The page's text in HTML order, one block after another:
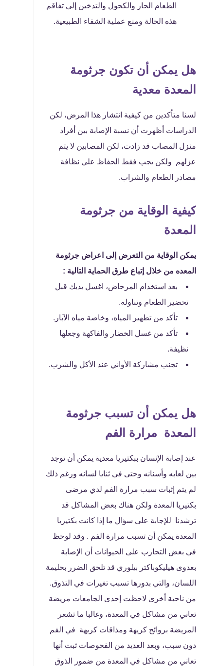
الطعام الحار والكحول والتدخين إلى تفاقم
هذه الحالة ومنع عملية الشفاء الطبيعية.
هل يمكن أن تكون جرثومة
المعدة معدية
لسنا متأكدين من كيفية انتشار هذا المرض، لكن
الدراسات أظهرت أن نسبة الإصابة بين أفراد
منزل المصاب قد زادت، لكن المصابين لا يتم
عزلهم ولكن يجب فقط الحفاظ علي نظافة
مصادر الطعام والشراب.
كيفية الوقاية من جرثومة
المعدة
يمكن الوقاية من التعرض إلى اعراض جرثومة
المعده من خلال إتباع طرق الحماية التالية :
بعد استخدام المرحاض، اغسل يديك قبل
تحضير الطعام وتناوله.
تأكد من تطهير المياه، وخاصة مياه الآبار.
تأكد من غسل الخضار والفاكهة وجعلها
نظيفة.
تجنب مشاركة الأواني عند الأكل والشرب.
هل يمكن أن تسبب جرثومة
المعدة مرارة الفم
عند إصابة الإنسان ببكتيريا معدية يمكن أن توجد
بين لعابه وأسنانه وحتى في ثنايا لسانه ورغم ذلك
لم يتم إثبات سبب مرارة الفم لدي مرضى
بكتيريا المعدة ولكن هناك بعض المشاكل قد
ترشدنا للإجابة على سؤال ما إذا كانت بكتيريا
المعدة يمكن أن تسبب مرارة الفم . وقد لوحظ
في بعض التجارب على الحيوانات أن الإصابة
بعدوى هيليكوباكتر بيلوري قد تلحق الضرر بحليمة
اللسان، والتي بدورها تسبب تغيرات في التذوق.
من ناحية أخرى لاحظت إحدى الجامعات مريضة
تعاني من مشاكل في المعدة، وغالبا ما تشعر
المريضة بروائح كريهة ومذاقات كريهة في الفم
دون سبب، وبعد العديد من الفحوصات ثبت أنها
تعاني من مشاكل في المعدة من ضمور الذوق